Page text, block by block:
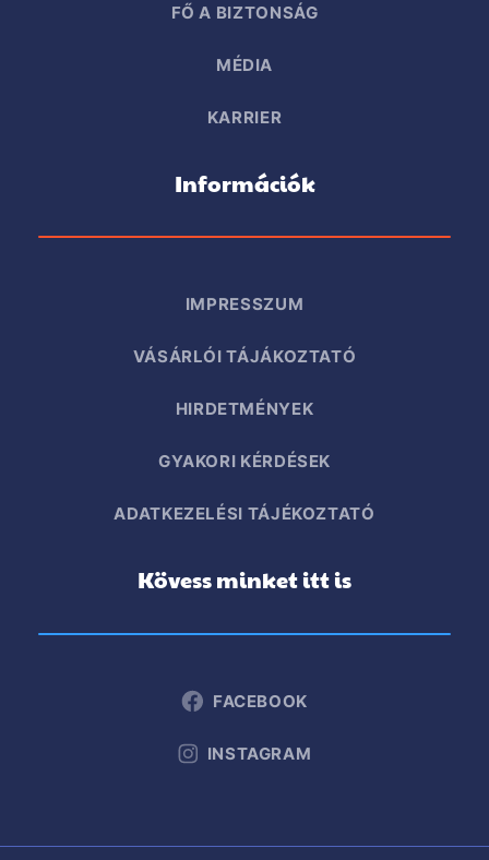
FŐ A BIZTONSÁG
MÉDIA
KARRIER
Információk
IMPRESSZUM
VÁSÁRLÓI TÁJÁKOZTATÓ
HIRDETMÉNYEK
GYAKORI KÉRDÉSEK
ADATKEZELÉSI TÁJÉKOZTATÓ
Kövess minket itt is
FACEBOOK
INSTAGRAM